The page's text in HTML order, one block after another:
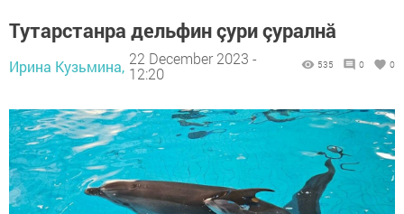
Тутарстанра дельфин çури çуралнă
Ирина Кузьмина, 22 December 2023 -
12:20
535 0 0